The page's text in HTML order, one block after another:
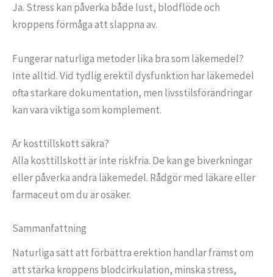
Ja. Stress kan påverka både lust, blodflöde och
kroppens förmåga att slappna av.
Fungerar naturliga metoder lika bra som läkemedel?
Inte alltid. Vid tydlig erektil dysfunktion har läkemedel
ofta starkare dokumentation, men livsstilsförändringar
kan vara viktiga som komplement.
Är kosttillskott säkra?
Alla kosttillskott är inte riskfria. De kan ge biverkningar
eller påverka andra läkemedel. Rådgör med läkare eller
farmaceut om du är osäker.
Sammanfattning
Naturliga sätt att förbättra erektion handlar främst om
att stärka kroppens blodcirkulation, minska stress,